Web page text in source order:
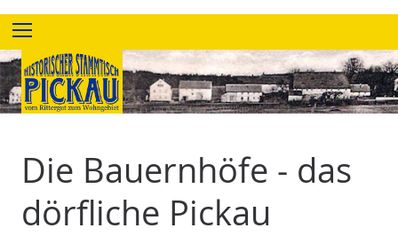
u
m
I
n
Die Bauernhöfe - das
dörfliche Pickau